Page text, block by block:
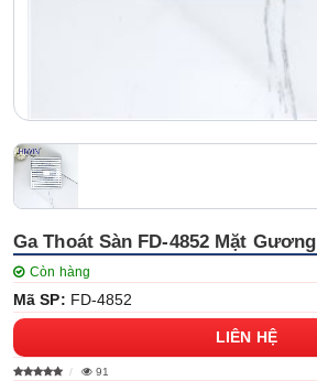
Ga Thoát Sàn FD-4852 Mặt Gương
Còn hàng
Mã SP: FD-4852
LIÊN HỆ
91